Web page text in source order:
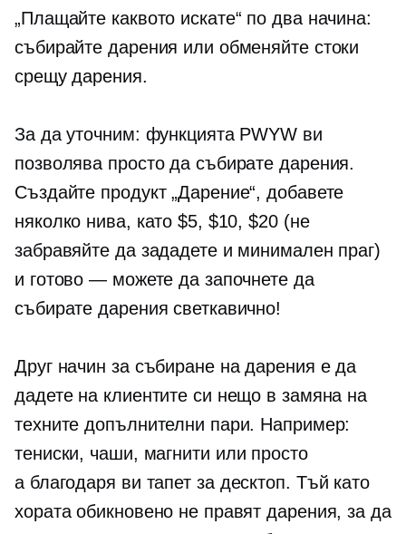
„Плащайте каквото искате“ по два начина:
събирайте дарения или обменяйте стоки
срещу дарения.
За да уточним: функцията PWYW ви
позволява просто да събирате дарения.
Създайте продукт „Дарение“, добавете
няколко нива, като $5, $10, $20 (не
забравяйте да зададете и минимален праг)
и готово — можете да започнете да
събирате дарения светкавично!
Друг начин за събиране на дарения е да
дадете на клиентите си нещо в замяна на
техните допълнителни пари. Например:
тениски, чаши, магнити или просто
a благодаря ви тапет за десктоп. Тъй като
хората обикновено не правят дарения, за да